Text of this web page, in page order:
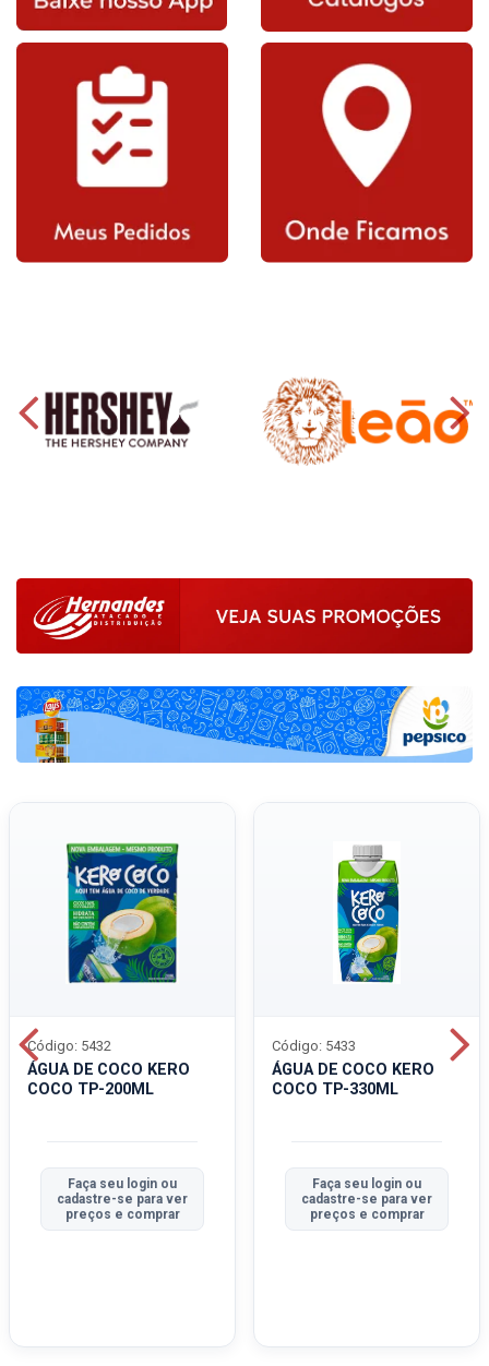
ÁGUA DE COCO KERO
COCO TP-200ML
Código: 5432
Faça seu login ou
cadastre-se para ver
preços e comprar
ÁGUA DE COCO KERO
COCO TP-330ML
Código: 5433
Faça seu login ou
cadastre-se para ver
preços e comprar